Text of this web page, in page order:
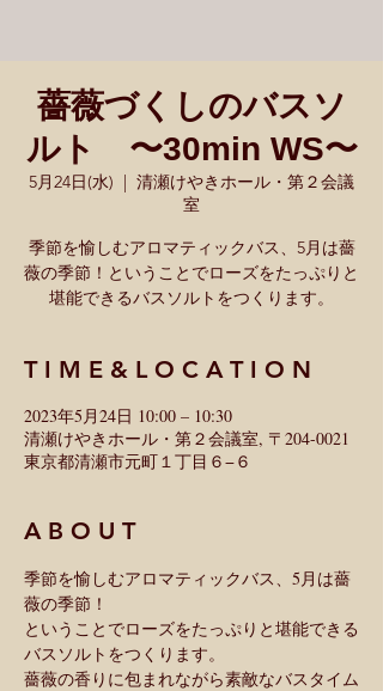
薔薇づくしのバスソ
ルト 〜30min WS〜
5月24日(水)
  |
清瀬けやきホール・第２会議
室
季節を愉しむアロマティックバス、5月は薔
薇の季節！ということでローズをたっぷりと
堪能できるバスソルトをつくります。
T I M E & L O C A T I O N
2023年5月24日 10:00 – 10:30
清瀬けやきホール・第２会議室, 〒204-0021
東京都清瀬市元町１丁目６−６
A B O U T
季節を愉しむアロマティックバス、5月は薔
薇の季節！
ということでローズをたっぷりと堪能できる
バスソルトをつくります。
薔薇の香りに包まれながら素敵なバスタイム